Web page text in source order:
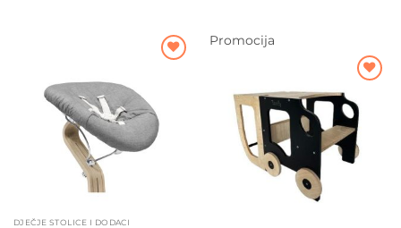
DJEČJE STOLICE I DODACI
Promocija
Dodajte
na listu
želja